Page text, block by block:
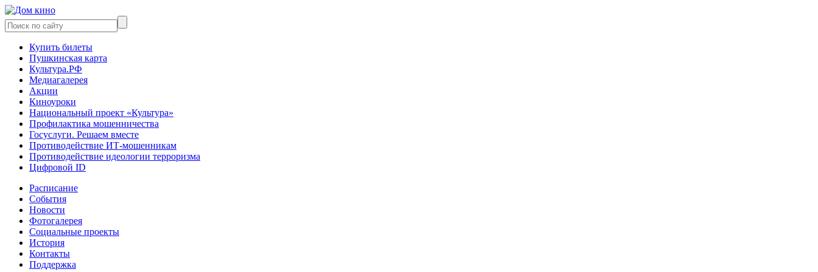
Купить билеты
Пушкинская карта
Культура.РФ
Медиагалерея
Акции
Киноуроки
Национальный проект «Культура»
Профилактика мошенничества
Госуслуги. Решаем вместе
Противодействие ИТ-мошенникам
Противодействие идеологии терроризма
Цифровой ID
Расписание
События
Новости
Фотогалерея
Социальные проекты
История
Контакты
Поддержка